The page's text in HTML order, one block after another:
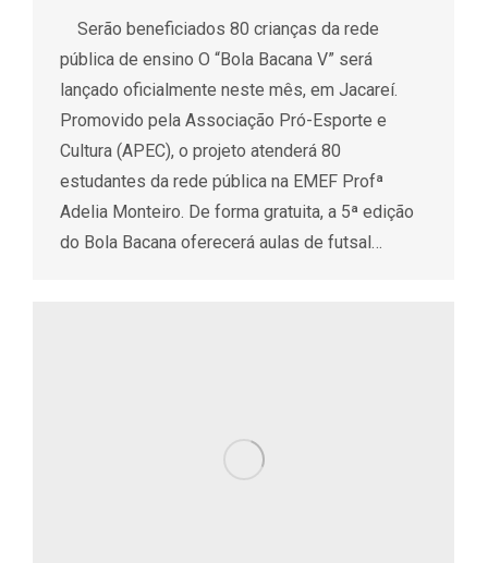
Serão beneficiados 80 crianças da rede
pública de ensino O “Bola Bacana V” será
lançado oficialmente neste mês, em Jacareí.
Promovido pela Associação Pró-Esporte e
Cultura (APEC), o projeto atenderá 80
estudantes da rede pública na EMEF Profª
Adelia Monteiro. De forma gratuita, a 5ª edição
do Bola Bacana oferecerá aulas de futsal…